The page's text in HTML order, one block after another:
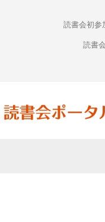
読書会初参
読書